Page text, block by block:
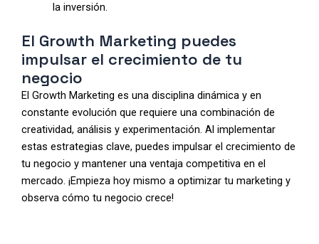
la inversión.
El Growth Marketing puedes
impulsar el crecimiento de tu
negocio
El Growth Marketing es una disciplina dinámica y en
constante evolución que requiere una combinación de
creatividad, análisis y experimentación. Al implementar
estas estrategias clave, puedes impulsar el crecimiento de
tu negocio y mantener una ventaja competitiva en el
mercado. ¡Empieza hoy mismo a optimizar tu marketing y
observa cómo tu negocio crece!